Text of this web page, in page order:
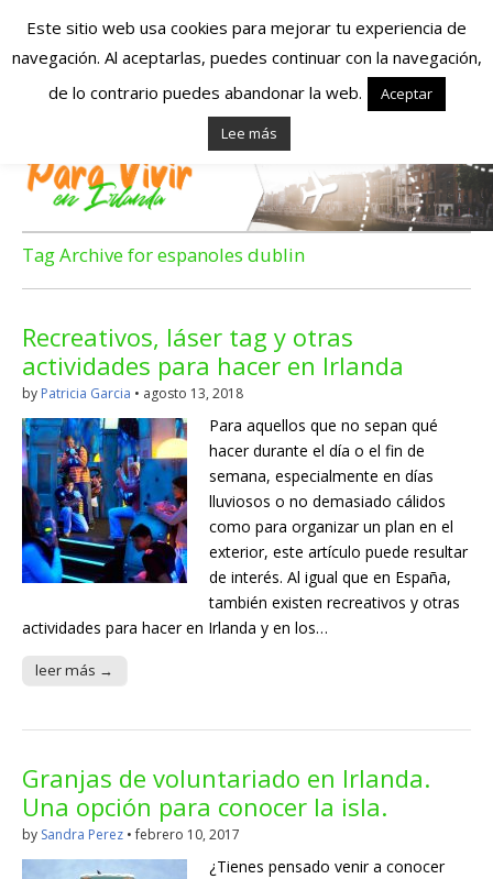
Españoles en
Irlanda – Vivir en
Irlanda – Trabajo
en Irlanda –
Alojamiento en
Irlanda
Blog dedicado a los que viven, estudian y trabajan en
Irlanda!
Tag Archive for espanoles dublin
Recreativos, láser tag y otras
actividades para hacer en Irlanda
by Patricia Garcia • agosto 13, 2018
Para aquellos que no sepan qué
hacer durante el día o el fin de
semana, especialmente en días
lluviosos o no demasiado cálidos
como para organizar un plan en el
exterior, este artículo puede resultar
de interés. Al igual que en España,
también existen recreativos y otras
actividades para hacer en Irlanda y en los…
leer más →
Granjas de voluntariado en Irlanda.
Una opción para conocer la isla.
by Sandra Perez •febrero 10, 2017
¿Tienes pensado venir a conocer
Este sitio web usa cookies para mejorar tu experiencia de
navegación. Al aceptarlas, puedes continuar con la navegación,
de lo contrario puedes abandonar la web.
Aceptar
Lee más